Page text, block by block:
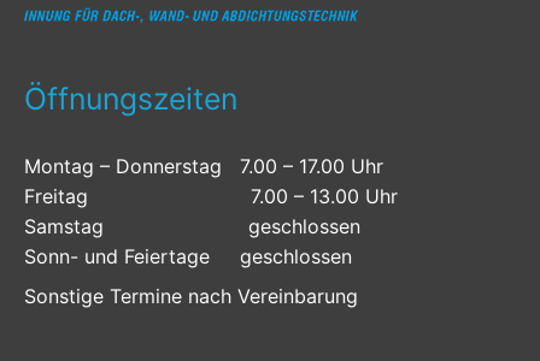
Öffnungszeiten
Montag – Donnerstag 7.00 – 17.00 Uhr
Freitag 7.00 – 13.00 Uhr
Samstag geschlossen
Sonn- und Feiertage geschlossen
Sonstige Termine nach Vereinbarung